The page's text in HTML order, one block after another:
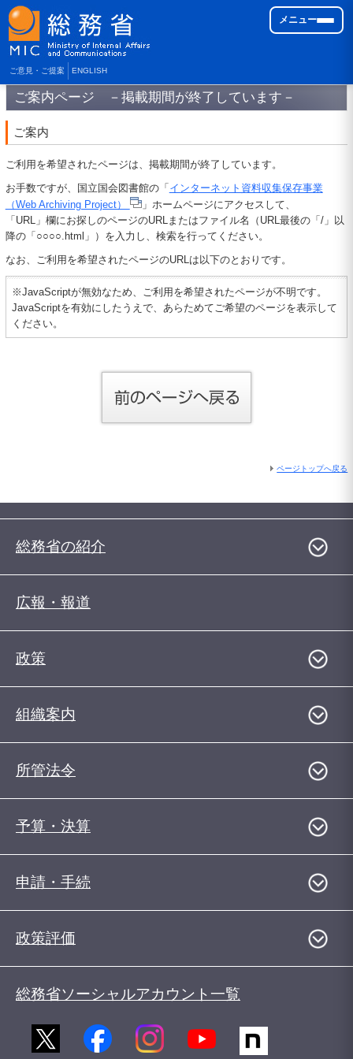
ご意見・ご提案 ENGLISH
メニュー
ご案内ページ －掲載期間が終了しています－
ご案内
ご利用を希望されたページは、掲載期間が終了しています。
お手数ですが、国立国会図書館の「 インターネット資料収集保存事業
（Web Archiving Project）
」ホームページにアクセスして、
「URL」欄にお探しのページのURLまたはファイル名（URL最後の「/」以
降の「○○○○.html」）を入力し、検索を行ってください。
なお、ご利用を希望されたページのURLは以下のとおりです。
※JavaScriptが無効なため、ご利用を希望されたページが不明です。
JavaScriptを有効にしたうえで、あらためてご希望のページを表示して
ください。
ページトップへ戻る
総務省の紹介
広報・報道
政策
組織案内
所管法令
予算・決算
申請・手続
政策評価
総務省ソーシャルアカウント一覧